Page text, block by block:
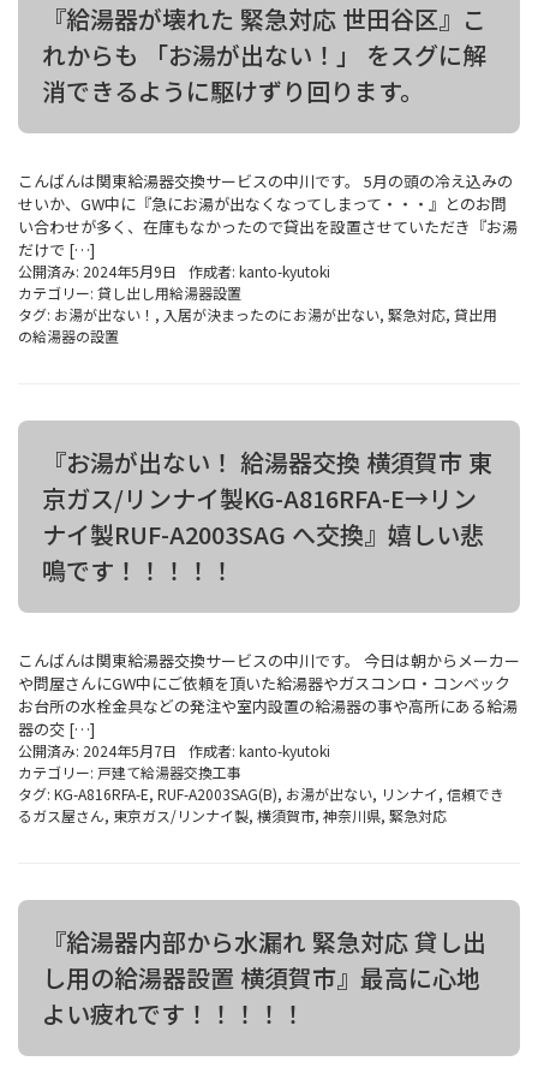
『給湯器が壊れた 緊急対応 世田谷区』こ
れからも 「お湯が出ない！」 をスグに解
消できるように駆けずり回ります。
こんばんは関東給湯器交換サービスの中川です。 5月の頭の冷え込みの
せいか、GW中に『急にお湯が出なくなってしまって・・・』とのお問
い合わせが多く、在庫もなかったので貸出を設置させていただき『お湯
だけで […]
公開済み: 2024年5月9日 作成者: kanto-kyutoki
カテゴリー: 貸し出し用給湯器設置
タグ: お湯が出ない！ , 入居が決まったのにお湯が出ない, 緊急対応, 貸出用
の給湯器の設置
『お湯が出ない！ 給湯器交換 横須賀市 東
京ガス/リンナイ製KG-A816RFA-E→リン
ナイ製RUF-A2003SAG へ交換』嬉しい悲
鳴です！！！！！
こんばんは関東給湯器交換サービスの中川です。 今日は朝からメーカー
や問屋さんにGW中にご依頼を頂いた給湯器やガスコンロ・コンベック
お台所の水栓金具などの発注や室内設置の給湯器の事や高所にある給湯
器の交 […]
公開済み: 2024年5月7日 作成者: kanto-kyutoki
カテゴリー: 戸建て給湯器交換工事
タグ: KG-A816RFA-E, RUF-A2003SAG(B), お湯が出ない, リンナイ, 信頼でき
るガス屋さん, 東京ガス/リンナイ製, 横須賀市, 神奈川県, 緊急対応
『給湯器内部から水漏れ 緊急対応 貸し出
し用の給湯器設置 横須賀市』最高に心地
よい疲れです！！！！！